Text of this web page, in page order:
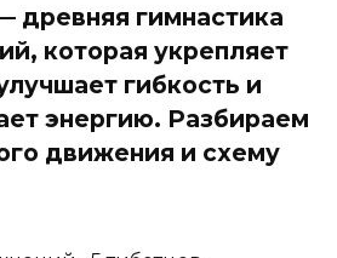
древняя гимнастика
которая укрепляет
гибкость и
энергию. Разбираем
движения и схему